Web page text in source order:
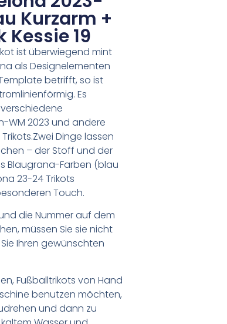
Kurzarm +
Kessie 19
ist überwiegend mint
als Designelementen
betrifft, so ist
Es
WM 2023 und andere
Dinge lassen
– der Stoff und der
Blaugrana-Farben (blau
23-24 Trikots
Touch.
die Nummer auf dem
müssen Sie sie nicht
Ihren gewünschten
Fußballtrikots von Hand
benutzen möchten,
und dann zu